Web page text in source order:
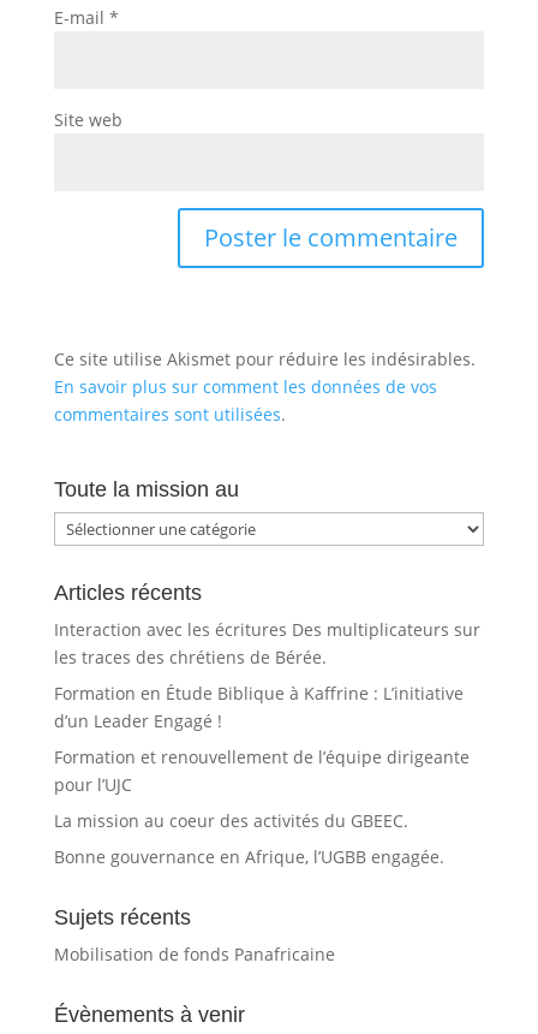
E-mail *
Site web
Ce site utilise Akismet pour réduire les indésirables.
En savoir plus sur comment les données de vos
commentaires sont utilisées.
Toute la mission au
Toute
la
mission
au
Articles récents
Interaction avec les écritures Des multiplicateurs sur
les traces des chrétiens de Bérée.
Formation en Étude Biblique à Kaffrine : L’initiative
d’un Leader Engagé !
Formation et renouvellement de l’équipe dirigeante
pour l’UJC
La mission au coeur des activités du GBEEC.
Bonne gouvernance en Afrique, l’UGBB engagée.
Sujets récents
Mobilisation de fonds Panafricaine
Évènements à venir